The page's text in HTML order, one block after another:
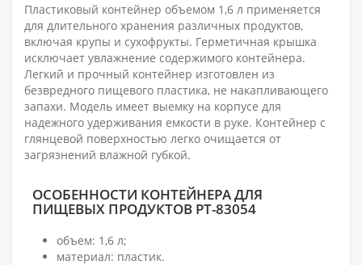
Пластиковый контейнер объемом 1,6 л применяется
для длительного хранения различных продуктов,
включая крупы и сухофрукты. Герметичная крышка
исключает увлажнение содержимого контейнера.
Легкий и прочный контейнер изготовлен из
безвредного пищевого пластика, не накапливающего
запахи. Модель имеет выемку на корпусе для
надежного удерживания емкости в руке. Контейнер с
глянцевой поверхностью легко очищается от
загрязнений влажной губкой.
ОСОБЕННОСТИ КОНТЕЙНЕРА ДЛЯ
ПИЩЕВЫХ ПРОДУКТОВ PT-83054
объем: 1,6 л;
материал: пластик.